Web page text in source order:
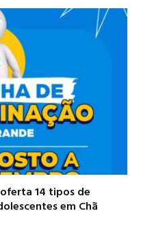
14 tipos de
em Chã